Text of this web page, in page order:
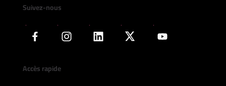
Suivez-nous
Accès rapide